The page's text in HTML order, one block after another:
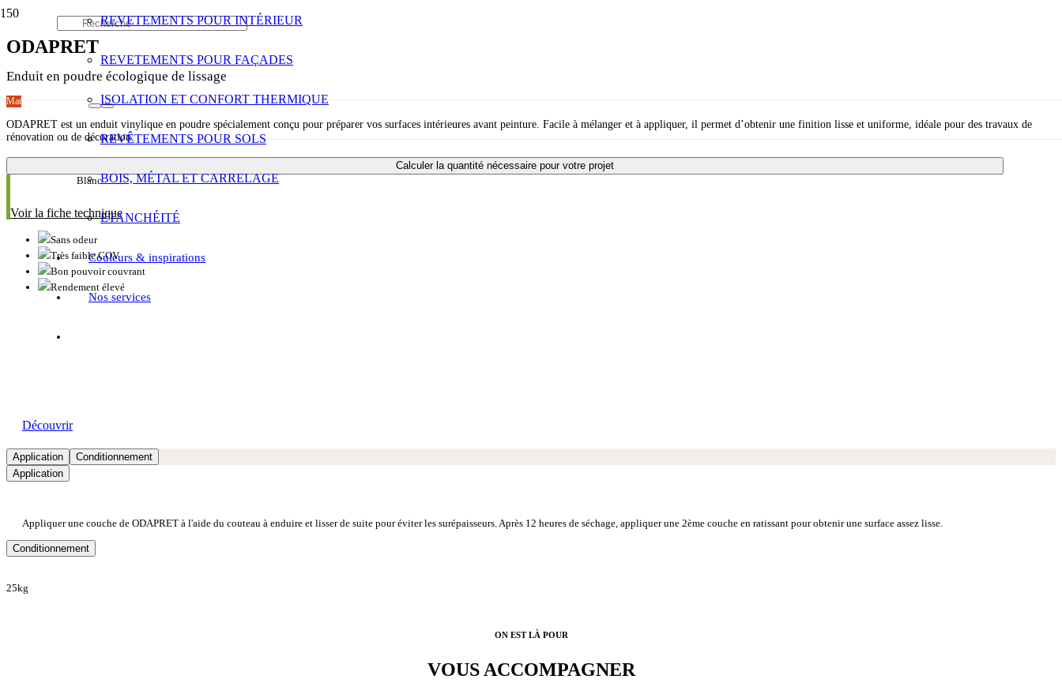
REVETEMENTS POUR INTÉRIEUR
REVETEMENTS POUR FAÇADES
ISOLATION ET CONFORT THERMIQUE
REVÊTEMENTS POUR SOLS
BOIS, MÉTAL ET CARRELAGE
ETANCHÉITÉ
Couleurs & inspirations
Nos services
ODAPRET
Enduit en poudre écologique de lissage
Mat
ODAPRET est un enduit vinylique en poudre spécialement conçu pour préparer vos surfaces intérieures avant peinture. Facile à mélanger et à appliquer, il permet d’obtenir une finition lisse et uniforme, idéale pour des travaux de
rénovation ou de décoration.
Calculer la quantité nécessaire pour votre projet
Blanc
Voir la fiche technique
Sans odeur
Très faible COV
Bon pouvoir couvrant
Rendement élevé
Découvrir
Application
Conditionnement
Application
Appliquer une couche de ODAPRET à l'aide du couteau à enduire et lisser de suite pour éviter les surépaisseurs. Après 12 heures de séchage, appliquer une 2ème couche en ratissant pour obtenir une surface assez lisse.
Conditionnement
25kg
ON EST LÀ POUR
VOUS ACCOMPAGNER